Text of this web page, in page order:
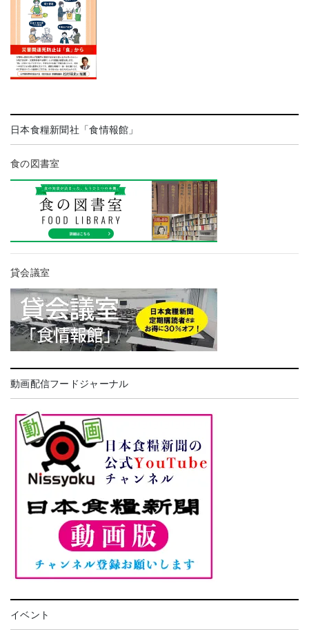
日本食糧新聞社「食情報館」
食の図書室
貸会議室
動画配信フードジャーナル
イベント